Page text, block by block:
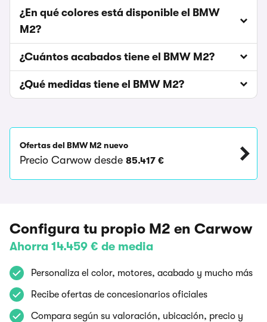
¿En qué colores está disponible el BMW
M2?
¿Cuántos acabados tiene el BMW M2?
¿Qué medidas tiene el BMW M2?
Ofertas del BMW M2 nuevo
Precio Carwow desde 85.417 €
Configura tu propio M2 en Carwow
Ahorra 14.459 € de media
Personaliza el color, motores, acabado y mucho más
Recibe ofertas de concesionarios oficiales
Compara según su valoración, ubicación, precio y